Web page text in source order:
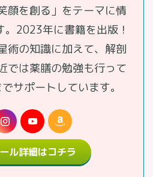
顔を創る」をテーマに情
2023年に書籍を出版！
術の知識に加えて、解剖
では薬膳の勉強も行って
サポートしています。
ル詳細はコチラ